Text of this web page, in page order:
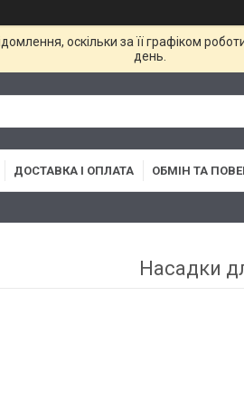
оскільки за її графіком
день.
ДОСТАВКА І ОПЛАТА ОБМІН ТА
Насадки